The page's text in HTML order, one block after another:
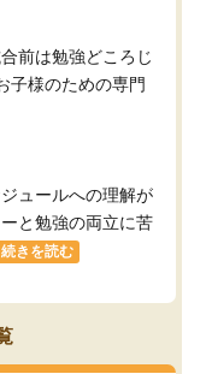
前は勉強どころじ
子様のための専門
ュールへの理解が
と勉強の両立に苦
続きを読む